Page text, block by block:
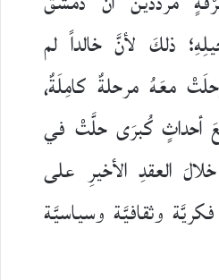
ذلكَ لأنَّ خالداً لم
معَهُ مرحلةٌ كامِلَةٌ،
أحداثٍ كُبرَى حلَّتْ في
العقدِ الأخيرِ على
وثقافيَّة وسياسيَّة